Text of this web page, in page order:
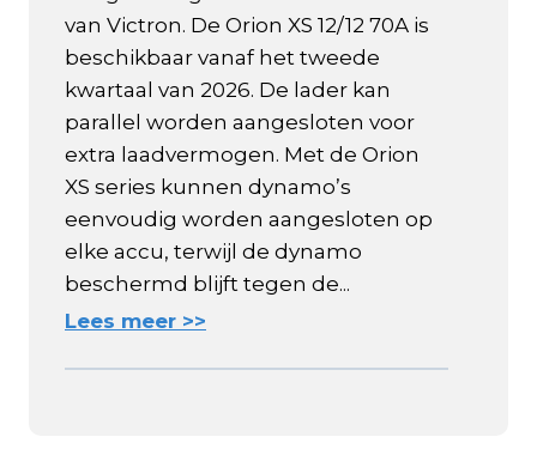
van Victron. De Orion XS 12/12 70A is
beschikbaar vanaf het tweede
kwartaal van 2026. De lader kan
parallel worden aangesloten voor
extra laadvermogen. Met de Orion
XS series kunnen dynamo’s
eenvoudig worden aangesloten op
elke accu, terwijl de dynamo
beschermd blijft tegen de...
Lees meer >>